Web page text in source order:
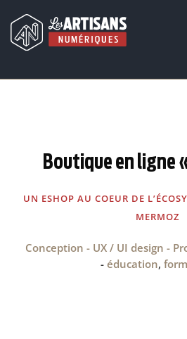
Boutique en ligne
UN ESHOP AU COEUR DE
MERMOZ
Conception - UX / UI design -
- éducation,